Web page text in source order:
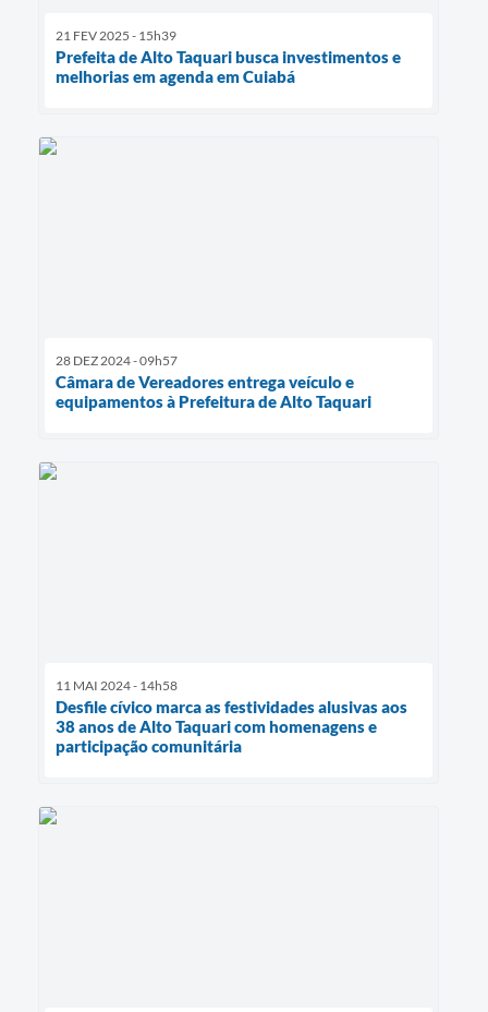
21 FEV 2025 - 15h39
Prefeita de Alto Taquari busca investimentos e
melhorias em agenda em Cuiabá
28 DEZ 2024 - 09h57
Câmara de Vereadores entrega veículo e
equipamentos à Prefeitura de Alto Taquari
11 MAI 2024 - 14h58
Desfile cívico marca as festividades alusivas aos
38 anos de Alto Taquari com homenagens e
participação comunitária